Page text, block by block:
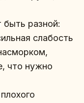
быть разной:
слабость
что нужно